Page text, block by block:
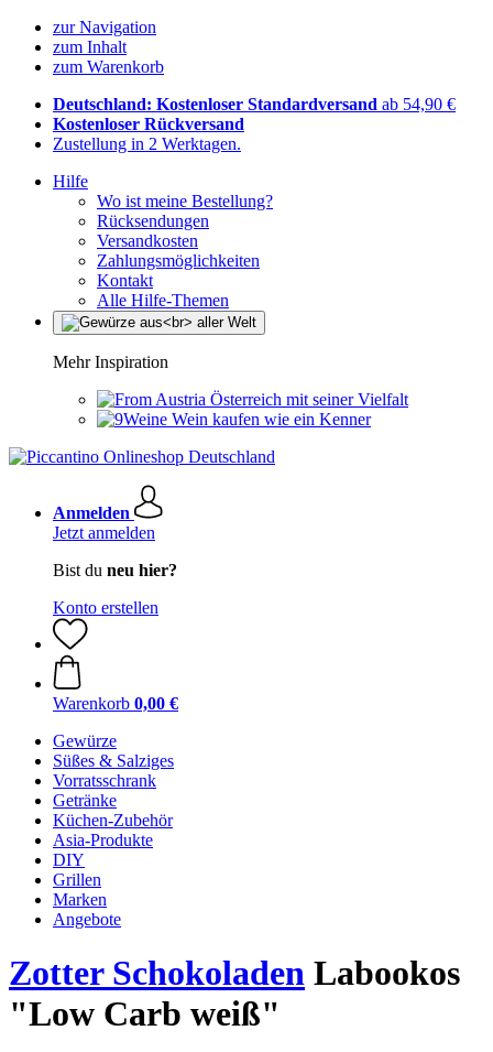
zur Navigation
zum Inhalt
zum Warenkorb
Deutschland: Kostenloser Standardversand ab 54,90 €
Kostenloser Rückversand
Zustellung in 2 Werktagen.
Hilfe
Wo ist meine Bestellung?
Rücksendungen
Versandkosten
Zahlungsmöglichkeiten
Kontakt
Alle Hilfe-Themen
Mehr Inspiration
Österreich mit seiner Vielfalt
Wein kaufen wie ein Kenner
Anmelden
Jetzt anmelden
Bist du neu hier?
Konto erstellen
Warenkorb 0,00 €
Gewürze
Süßes & Salziges
Vorratsschrank
Getränke
Küchen-Zubehör
Asia-Produkte
DIY
Grillen
Marken
Angebote
Zotter Schokoladen Labookos
"Low Carb weiß"